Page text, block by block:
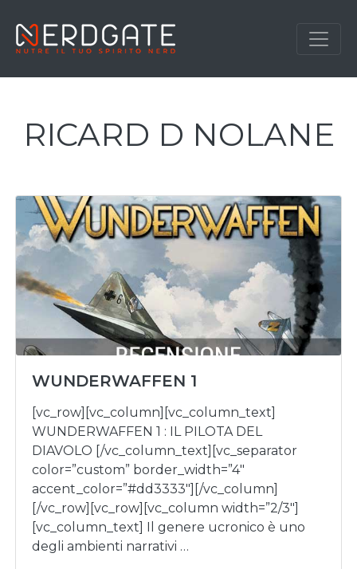
RICARD D NOLANE
WUNDERWAFFEN 1
[vc_row][vc_column][vc_column_text]
WUNDERWAFFEN 1 : IL PILOTA DEL
DIAVOLO [/vc_column_text][vc_separator
color=”custom” border_width=”4″
accent_color=”#dd3333″][/vc_column]
[/vc_row][vc_row][vc_column width=”2/3″]
[vc_column_text] Il genere ucronico è uno
degli ambienti narrativi …